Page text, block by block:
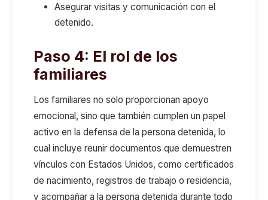
Asegurar visitas y comunicación con el
detenido.
Paso 4: El rol de los
familiares
Los familiares no solo proporcionan apoyo
emocional, sino que también cumplen un papel
activo en la defensa de la persona detenida, lo
cual incluye reunir documentos que demuestren
vínculos con Estados Unidos, como certificados
de nacimiento, registros de trabajo o residencia,
y acompañar a la persona detenida durante todo